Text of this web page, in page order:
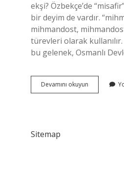
ekşi? Özbekçe’de
bir deyim de vardır.
mihmandost,
türevleri olarak
bu gelenek, Osmanlı
Devamını okuyun
Etmek
Sitemap